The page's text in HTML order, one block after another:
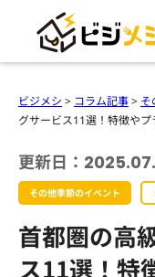
人気の提供サ
オール社員感謝祭
懇親会・社内パーティ
クイズ&ビンゴ大会
人気の提供サ
オンライン格付けバ
オンラインクイズ&ビ
オンラインゴチバトル
人気の提供サ
ビジメシケータリング
人気の提供サ
ビジメシ > コラム記事> そ
グサービス11選！特徴や
更新日：
その他季節のイベント
首都圏の高
ス11選！特